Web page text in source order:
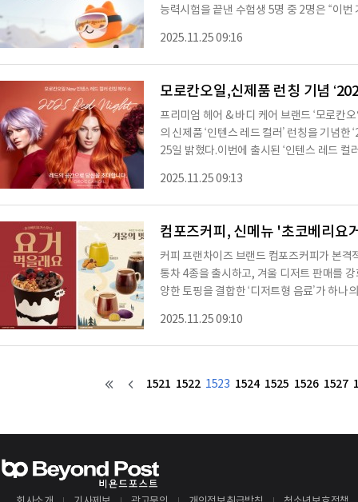
능력시험을 끝낸 수험생 5명 중 2명은 “이
인기 업직종 공고를 제공한다. 먼저 겨울 시
울 알바 채용관'을 선보인다. 채용관에는 커
2025.11.25 09:16
모로칸오일,신제품 런칭 기념
프리미엄 헤어 & 바디 케어 브랜드 ‘모로칸
의 신제품 ‘인텐스 레드 컬러’ 런칭을 기념
25일 밝혔다.이번에 출시된 ‘인텐스 레드 컬
놀로지가 적용된 모로칸오일 염모제는 염
하면서, 염색 후 아름답고 선명한 컬러는 물
2025.11.25 09:13
컴포즈커피, 신메뉴 '초코베리요
커피 프랜차이즈 브랜드 컴포즈커피가 본격
통차 4종을 출시하고, 겨울 디저트 판매를
양한 토핑을 결합한 ‘디저트형 음료’가 하
베리요거스무디’는 산뜻한 플레인 요거트
큼함과 달콤한 초코쉘을 더하고, 초코링과
2025.11.25 09:10
1521 1522 1523 1524 1525 1526 1527